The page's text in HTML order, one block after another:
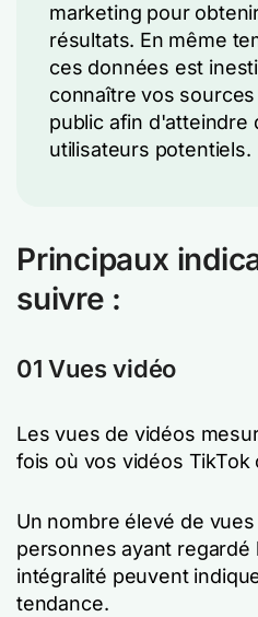
marketing pour
résultats. En même
ces données est
connaître vos
public afin d'atteindre
utilisateurs potentiels.
Principaux
suivre :
01 Vues vidéo
Les vues de vidéos
fois où vos vidéos
Un nombre élevé de
personnes ayant regardé
intégralité peuvent
tendance.